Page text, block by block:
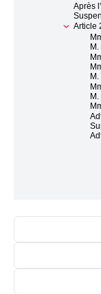
Après
Article